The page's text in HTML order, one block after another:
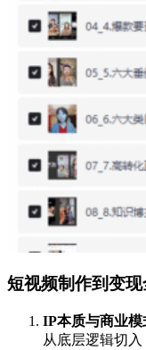
短视频制作到变
IP本质与商业模
从底层逻辑切